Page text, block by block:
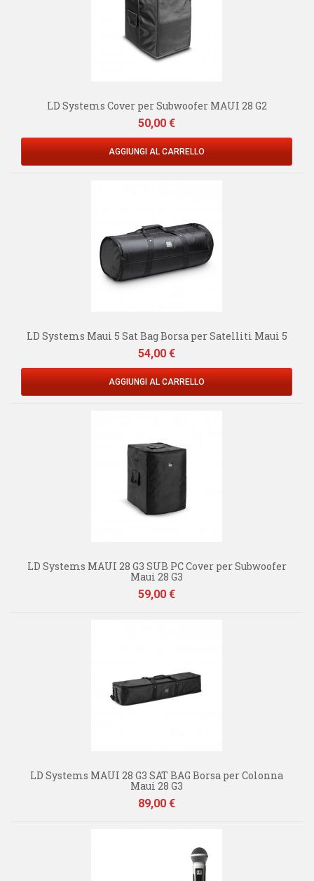
LD Systems Cover per Subwoofer MAUI 28 G2
Prezzo
50,00 €
AGGIUNGI AL CARRELLO
LD Systems Maui 5 Sat Bag Borsa per Satelliti Maui 5
Prezzo
54,00 €
AGGIUNGI AL CARRELLO
LD Systems MAUI 28 G3 SUB PC Cover per Subwoofer
Maui 28 G3
Prezzo
59,00 €
LD Systems MAUI 28 G3 SAT BAG Borsa per Colonna
Maui 28 G3
Prezzo
89,00 €